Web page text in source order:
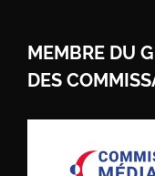
MEMBRE DU
DES